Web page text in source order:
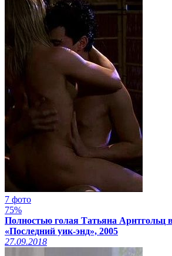
7 фото
75%
Полностью голая Татьяна Арнтгольц
«Последний уик-энд», 2005
27.09.2018